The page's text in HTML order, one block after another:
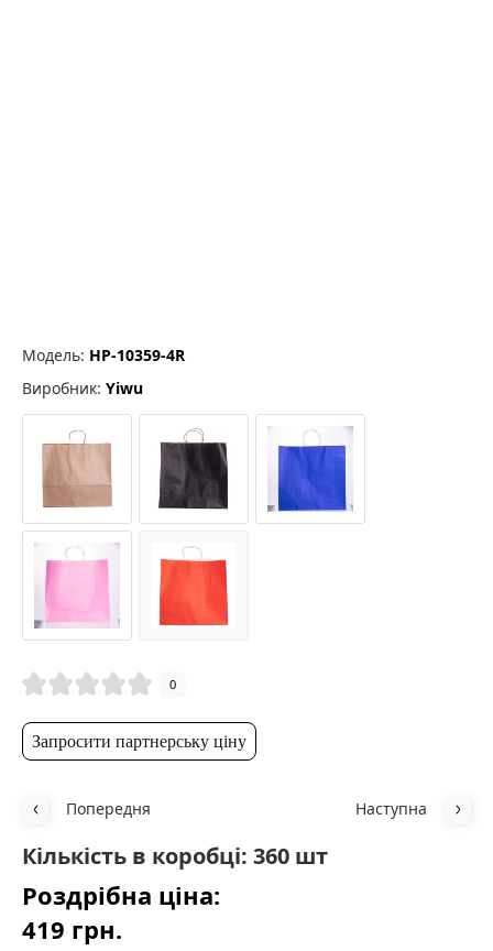
Модель: HP-10359-4R
Виробник: Yiwu
0
Запросити партнерську ціну
Попередня Наступна
Кількість в коробці: 360 шт
Роздрібна ціна:
419 грн.